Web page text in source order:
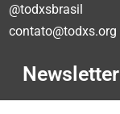
@todxsbrasil
contato@todxs.org
Newsletter